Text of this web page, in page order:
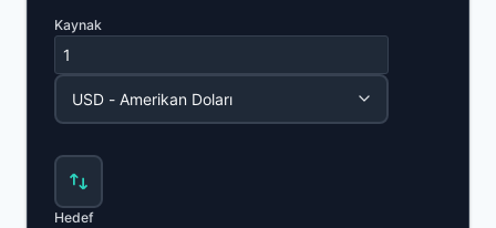
Kaynak
Enter a number to convert
Hedef